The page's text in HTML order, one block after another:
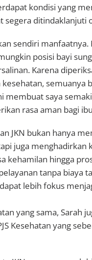
kondisi yang
segera ditindaklanjuti
sendiri
posisi bayi
Karena
semuanya
membuat saya
rasa aman bagi
JKN bukan hanya
juga menghadirkan
kehamilan hingga
tanpa biaya
lebih fokus
yang sama, Sarah
Kesehatan yang